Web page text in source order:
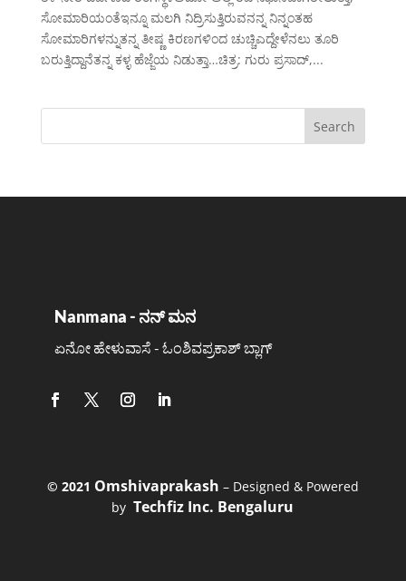
ಸೋಮಾರಿಯಂತೆಇನ್ನೂ ಮಲಗಿ ನಿದ್ರಿಸುತ್ತಿರುವನನ್ನ ನಿನ್ನಂತಹ
ಸೋಮಾರಿಗಳನ್ನುತನ್ನ ತೀಷ್ಣ ಕಿರಣಗಳಿಂದ ಚುಚ್ಚಿಎದ್ದೇಳೆನಲು ತೂರಿ
ಬರುತ್ತಿದ್ದಾನೆತನ್ನ ಕಳ್ಳ ಹೆಜ್ಜೆಯ ನಿಡುತ್ತಾ…ಚಿತ್ರ: ಗುರು ಪ್ರಸಾದ್,...
Nanmana - ನನ್ ಮನ
ಏನೋ ಹೇಳುವಾಸೆ - ಓಂಶಿವಪ್ರಕಾಶ್ ಬ್ಲಾಗ್
©️ 2021 Omshivaprakash – Designed & Powered
byTechfiz Inc. Bengaluru